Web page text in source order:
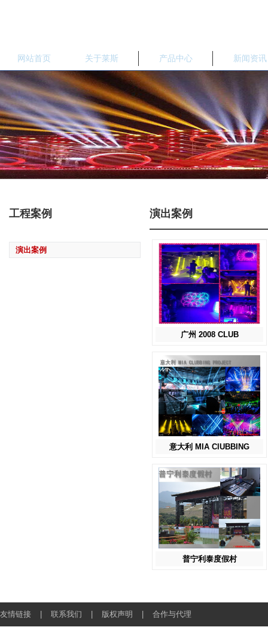
网站首页 关于莱斯 产品中心 新闻资讯
工程案例
演出案例
演出案例
广州 2008 CLUB
意大利 MIA ClUBBING
普宁利泰度假村
友情链接 联系我们 版权声明 合作与代理